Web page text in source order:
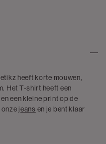
heeft korte mouwen,
Het T-shirt heeft een
een kleine print op de
onze jeans en je bent klaar